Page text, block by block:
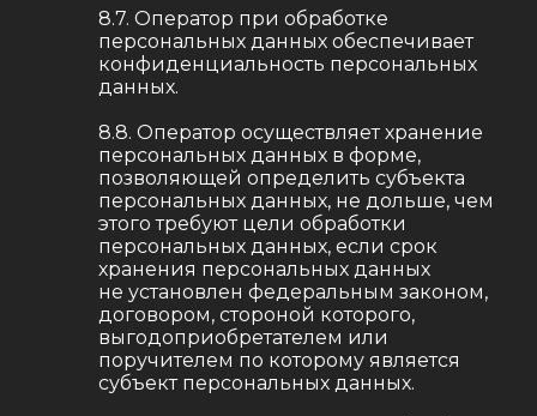
8.7. Оператор при обработке
персональных данных обеспечивает
конфиденциальность персональных
данных.
8.8. Оператор осуществляет хранение
персональных данных в форме,
позволяющей определить субъекта
персональных данных, не дольше, чем
этого требуют цели обработки
персональных данных, если срок
хранения персональных данных
не установлен федеральным законом,
договором, стороной которого,
выгодоприобретателем или
поручителем по которому является
субъект персональных данных.